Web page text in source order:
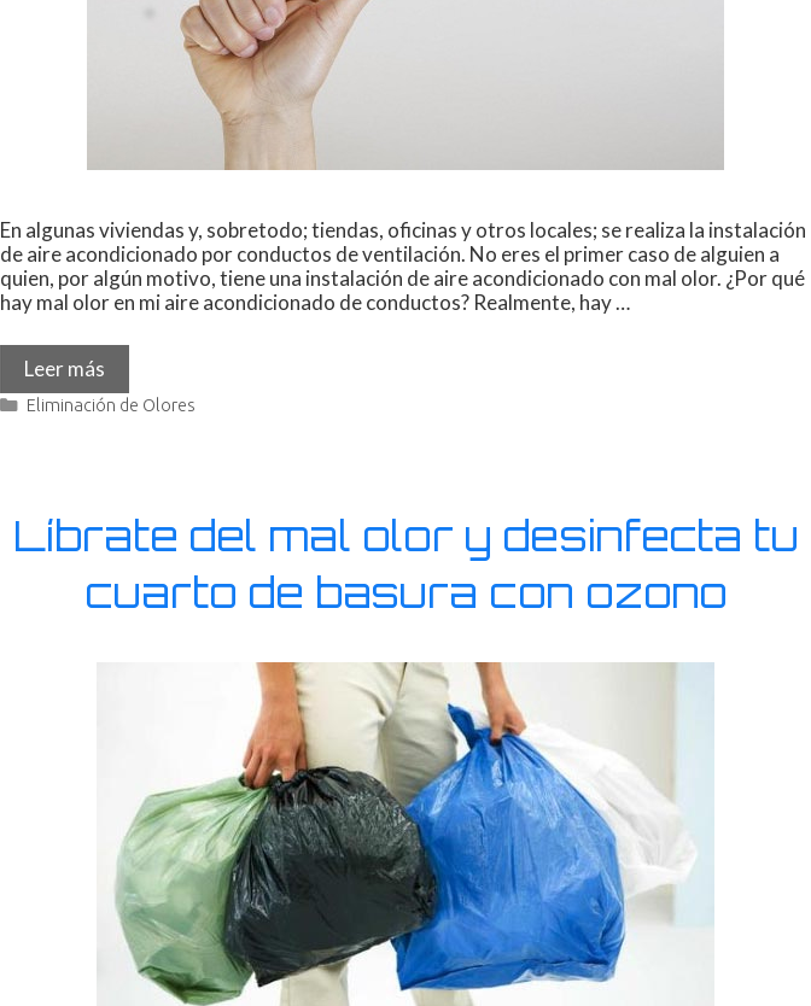
En algunas viviendas y, sobretodo; tiendas, oficinas y otros locales; se realiza la instalación
de aire acondicionado por conductos de ventilación. No eres el primer caso de alguien a
quien, por algún motivo, tiene una instalación de aire acondicionado con mal olor. ¿Por qué
hay mal olor en mi aire acondicionado de conductos? Realmente, hay …
Leer más
Eliminación de Olores
Líbrate del mal olor y desinfecta tu
cuarto de basura con ozono